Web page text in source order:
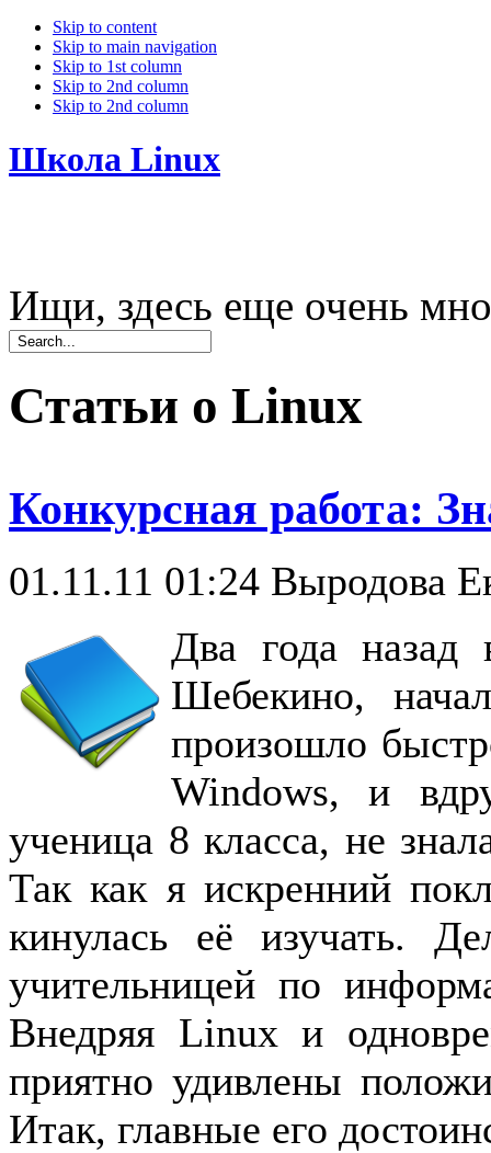
Skip to content
Skip to main navigation
Skip to 1st column
Skip to 2nd column
Skip to 2nd column
Школа Linux
Ищи, здесь еще очень
Статьи о Linux
Конкурсная работа:
01.11.11 01:24 Выродова
Два года
Шебекино,
произошло
Windows, и
ученица 8 класса, не
Так как я искренний
кинулась её изучать.
учительницей по
Внедряя Linux и
приятно удивлены
Итак, главные его